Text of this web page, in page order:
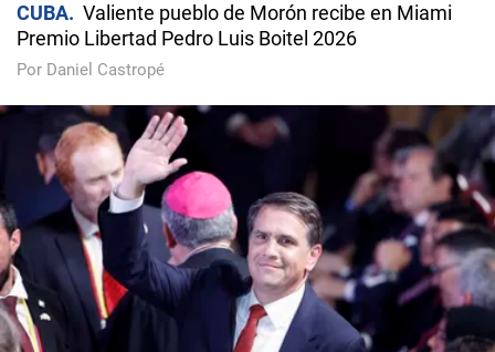
CUBA
Valiente pueblo de Morón recibe en Miami
Premio Libertad Pedro Luis Boitel 2026
Por Daniel Castropé